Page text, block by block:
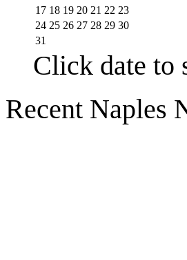
17 18 19 20 21 22 23
24 25 26 27 28 29 30
31
Click date to
Recent Naples